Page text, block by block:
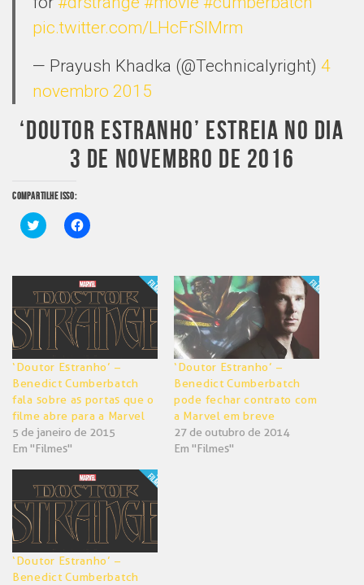
pic.twitter.com/LHcFrSlMrm
— Prayush Khadka (@Technicalyright) 4
novembro 2015
‘DOUTOR ESTRANHO’ ESTREIA NO DIA
3 DE NOVEMBRO DE 2016
COMPARTILHE ISSO:
Clique
para
em
janela)
Clique
para
em
nova
janela)
‘Doutor Estranho’ –
Benedict Cumberbatch
fala sobre as portas que o
filme abre para a Marvel
5 de janeiro de 2015
Em "Filmes"
‘Doutor Estranho’ –
Benedict Cumberbatch
pode fechar contrato com
a Marvel em breve
27 de outubro de 2014
Em "Filmes"
‘Doutor Estranho’ –
Benedict Cumberbatch